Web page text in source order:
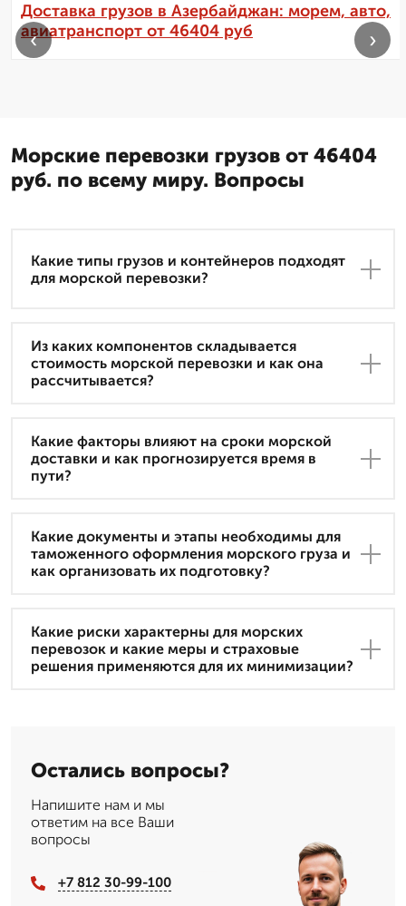
Доставка грузов в Азербайджан: морем, авто,
авиатранспорт от 46404 руб
‹ ›
Морские перевозки грузов от 46404
руб. по всему миру. Вопросы
Какие типы грузов и контейнеров подходят
для морской перевозки?
Из каких компонентов складывается
стоимость морской перевозки и как она
рассчитывается?
Какие факторы влияют на сроки морской
доставки и как прогнозируется время в
пути?
Какие документы и этапы необходимы для
таможенного оформления морского груза и
как организовать их подготовку?
Какие риски характерны для морских
перевозок и какие меры и страховые
решения применяются для их минимизации?
Остались вопросы?
Напишите нам и мы
ответим на все Ваши
вопросы
+7 812 30-99-100